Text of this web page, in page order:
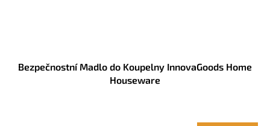
Bezpečnostní Madlo do Koupelny InnovaGoods Home
Houseware